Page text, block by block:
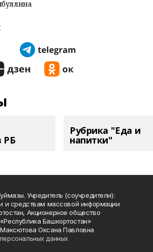
РБ
Рубрика "Еда и
напитки"
Учредитель (соучредители):
и средствам массовой информации
Акционерное общество
Башкортостан»
Оксана Павловна
данных